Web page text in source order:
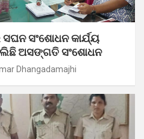
ସଂଶୋଧନ କାର୍ଯ୍ୟ
ଅସଙ୍ଗତି ସଂଶୋଧନ
Dhangadamajhi